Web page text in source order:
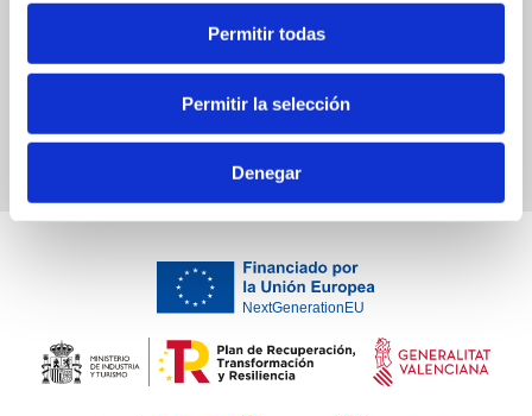
Permitir todas
Permitir la selección
Denegar
Bon Bocado